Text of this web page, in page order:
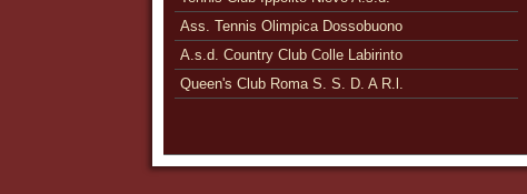
Ass. Tennis Olimpica Dossobuono
A.s.d. Country Club Colle Labirinto
Queen's Club Roma S. S. D. A R.l.